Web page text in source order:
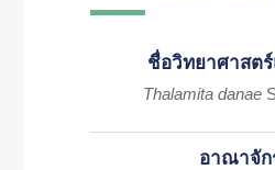
ชื่อวิทยาศาสต
Thalamita danae
อาณาจัก